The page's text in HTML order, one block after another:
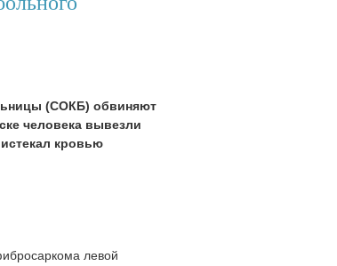
(СОКБ) обвиняют
человека вывезли
кровью
левой